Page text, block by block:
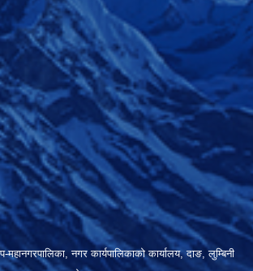
नगर कार्यपालिकाको कार्यालय, दाङ, लुम्बिनी